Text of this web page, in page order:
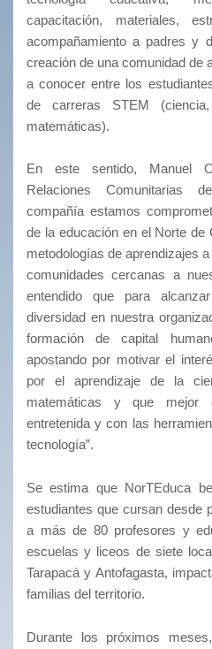
capacitación, materiales,
acompañamiento a padres y
creación de una comunidad de
a conocer entre los
de carreras STEM
matemáticas).
En este sentido, Manuel
Relaciones Comunitarias
compañía estamos
de la educación en el Norte de
metodologías de aprendizajes
comunidades cercanas a
entendido que para
diversidad en nuestra
formación de capital
apostando por motivar el
por el aprendizaje de la
matemáticas y que mejor
entretenida y con las
tecnología”.
Se estima que NorTEduca
estudiantes que cursan desde
a más de 80 profesores y
escuelas y liceos de siete
Tarapacá y Antofagasta,
familias del territorio.
Durante los próximos